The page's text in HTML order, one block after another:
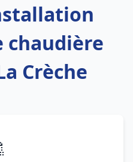
chaudière
Crèche